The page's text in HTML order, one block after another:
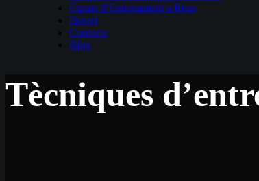
Espais d’Entrenament a Reus
Horari
Contacte
Blog
Tècniques